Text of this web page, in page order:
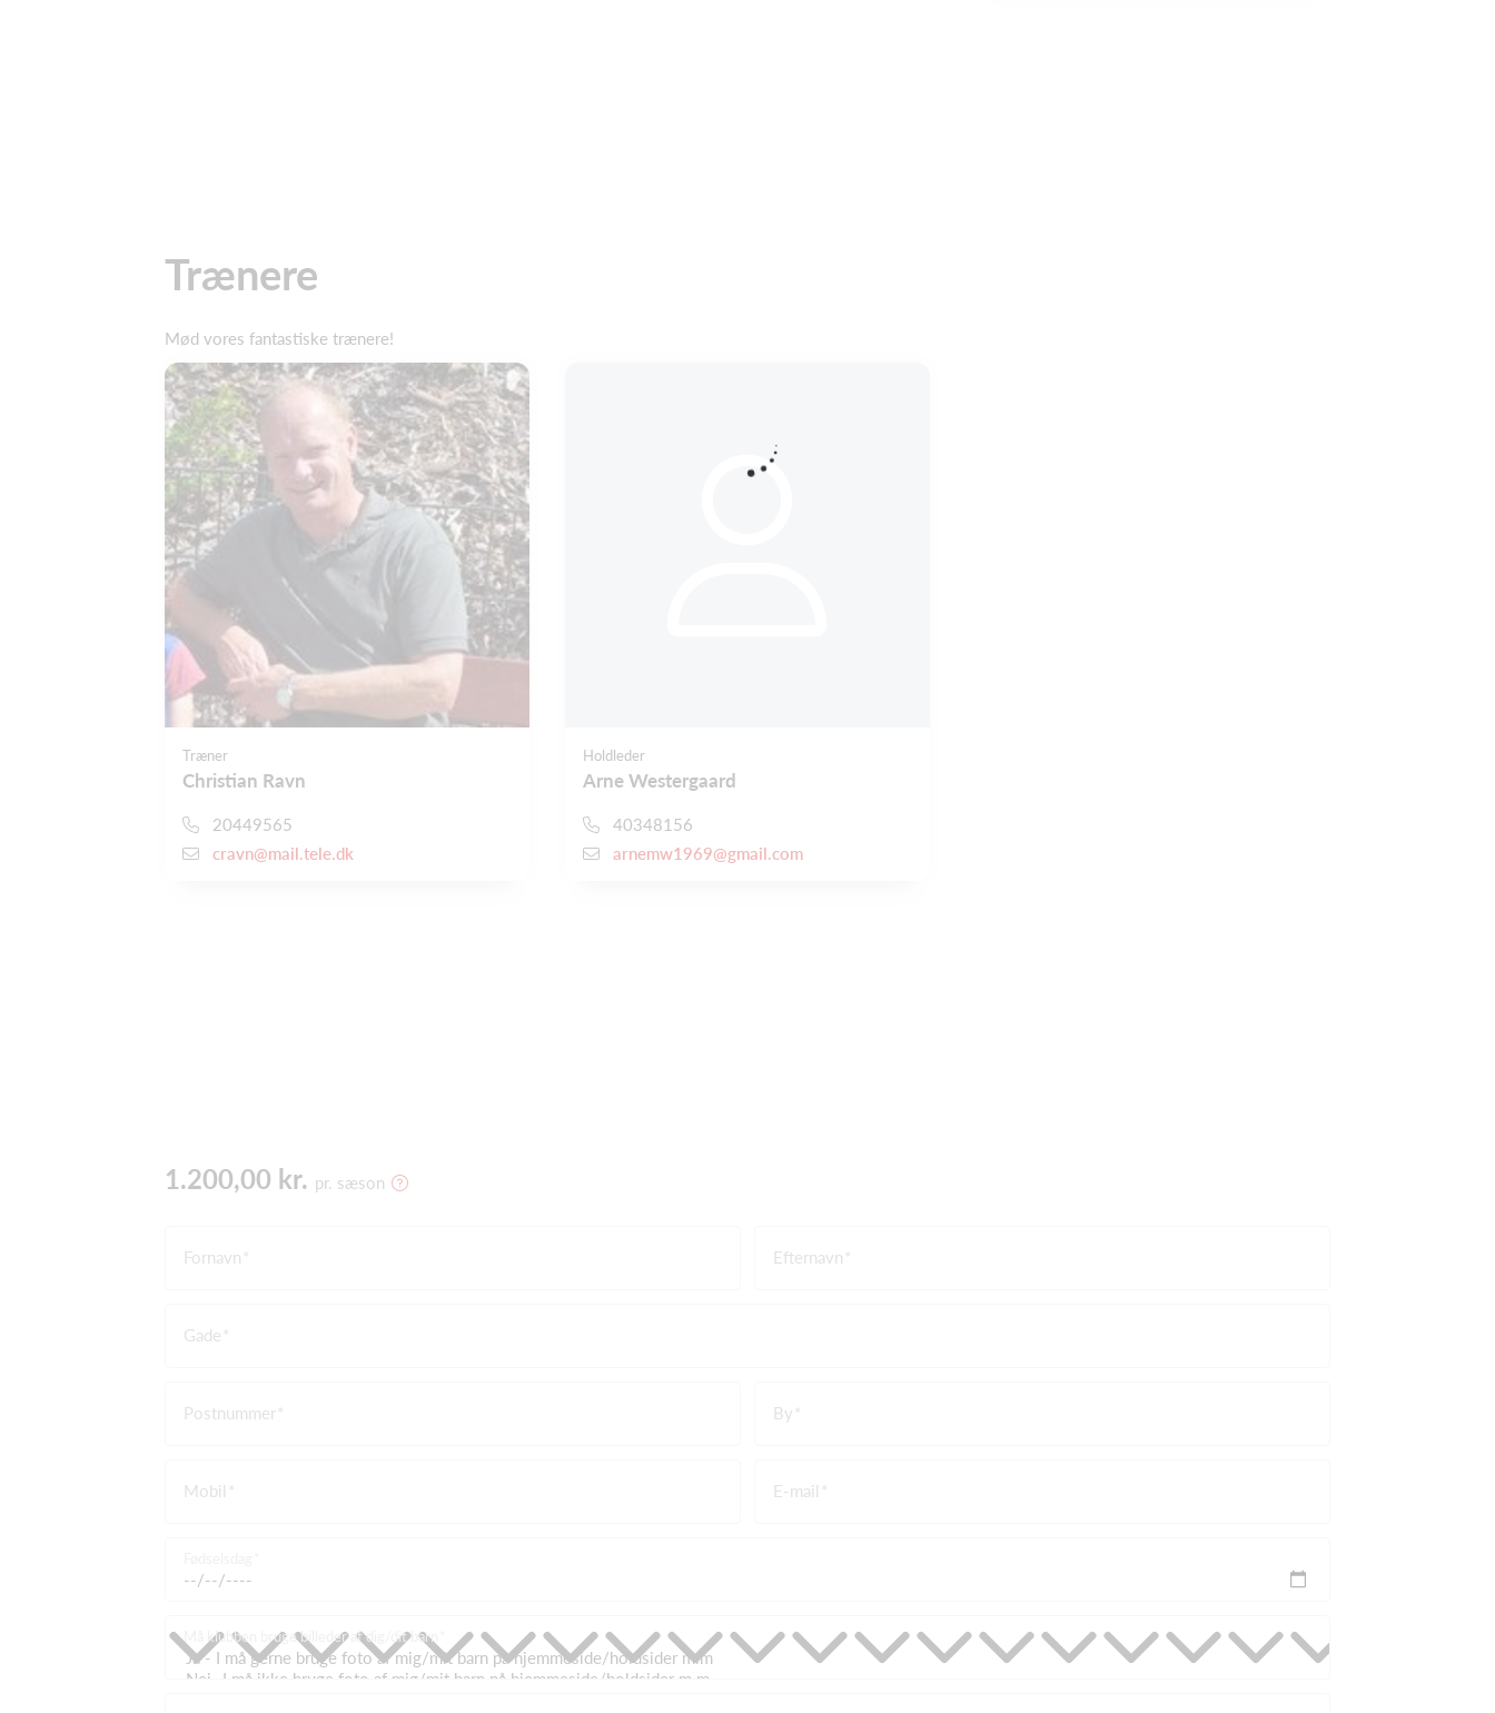
Trænere
Mød vores fantastiske trænere!
Træner
Christian Ravn
20449565
cravn@mail.tele.dk
Holdleder
Arne Westergaard
40348156
arnemw1969@gmail.com
1.200,00 kr. pr. sæson
Fornavn Efternavn
Gade
Postnummer By
Mobil E-mail
Må klubben bruge billeder af dig/dit barn